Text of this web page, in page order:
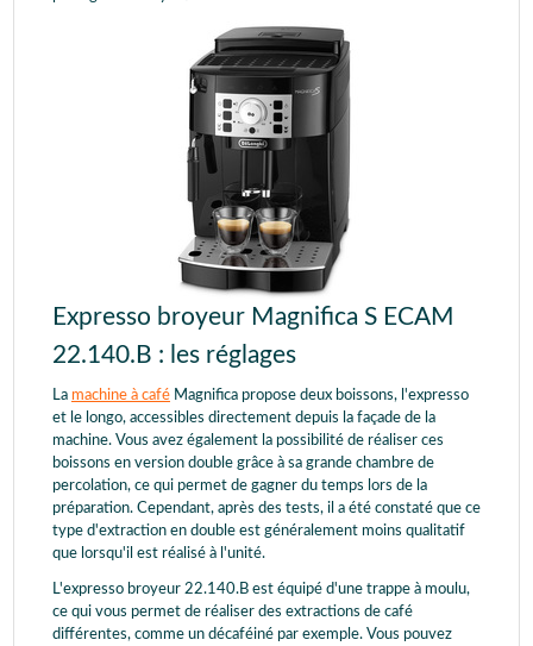
Expresso broyeur Magnifica S ECAM
22.140.B : les réglages
La machine à café Magnifica propose deux boissons, l'expresso
et le longo, accessibles directement depuis la façade de la
machine. Vous avez également la possibilité de réaliser ces
boissons en version double grâce à sa grande chambre de
percolation, ce qui permet de gagner du temps lors de la
préparation. Cependant, après des tests, il a été constaté que ce
type d'extraction en double est généralement moins qualitatif
que lorsqu'il est réalisé à l'unité.
L'expresso broyeur 22.140.B est équipé d'une trappe à moulu,
ce qui vous permet de réaliser des extractions de café
différentes, comme un décaféiné par exemple. Vous pouvez